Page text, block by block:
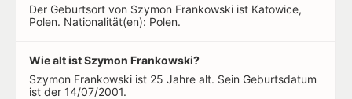
Der Geburtsort von Szymon Frankowski ist Katowice,
Polen. Nationalität(en): Polen.
Wie alt ist Szymon Frankowski?
Szymon Frankowski ist 25 Jahre alt. Sein Geburtsdatum
ist der 14/07/2001.